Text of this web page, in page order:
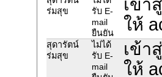
ร่มสุข
รับ E-
mail
ยืนยัน
เข้า
ให้
สุดารัตน์
ร่มสุข
ไม่ได้
รับ E-
mail
เข้า
ให้